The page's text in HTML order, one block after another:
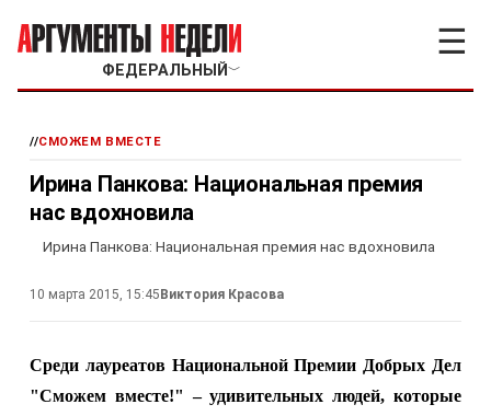
ФЕДЕРАЛЬНЫЙ ﹀
☰
//СМОЖЕМ ВМЕСТЕ
Ирина Панкова: Национальная премия
нас вдохновила
Ирина Панкова: Национальная премия нас вдохновила
10 марта 2015, 15:45 Виктория Красова
Среди лауреатов Национальной Премии Добрых Дел
"Сможем вместе!" – удивительных людей, которые